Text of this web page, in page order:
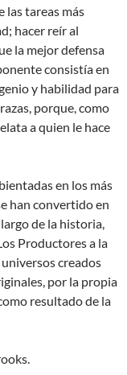
las tareas más
hacer reír al
la mejor defensa
consistía en
y habilidad para
porque, como
a quien le hace
en los más
han convertido en
de la historia,
Productores a la
creados
por la propia
resultado de la